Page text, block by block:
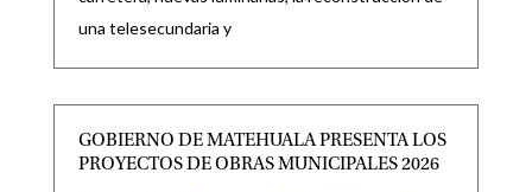
una telesecundaria y
GOBIERNO DE MATEHUALA PRESENTA LOS
PROYECTOS DE OBRAS MUNICIPALES 2026